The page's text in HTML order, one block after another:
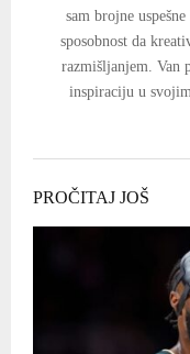
sam brojne
sposobnost da
razmišljanjem. Van
inspiraciju u
PROČITAJ JOŠ